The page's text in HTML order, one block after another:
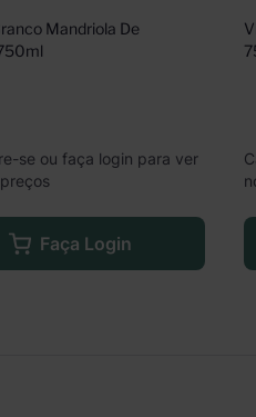
Mandriola De
se ou faça login para ver
Faça Login